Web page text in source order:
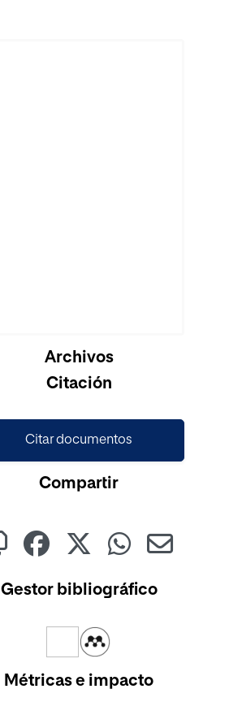
Archivos
Citación
Citar documentos
Compartir
Gestor bibliográfico
Métricas e impacto